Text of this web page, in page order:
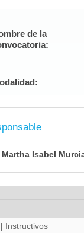
de la
Martha Isabel
| Instructivos